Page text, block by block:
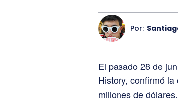
Por:
El pasado 28 de
History, confirmó
millones de dólares.